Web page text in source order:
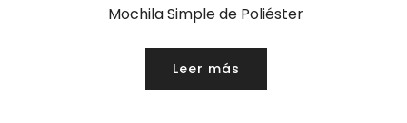
Mochila Simple de Poliéster
Leer más